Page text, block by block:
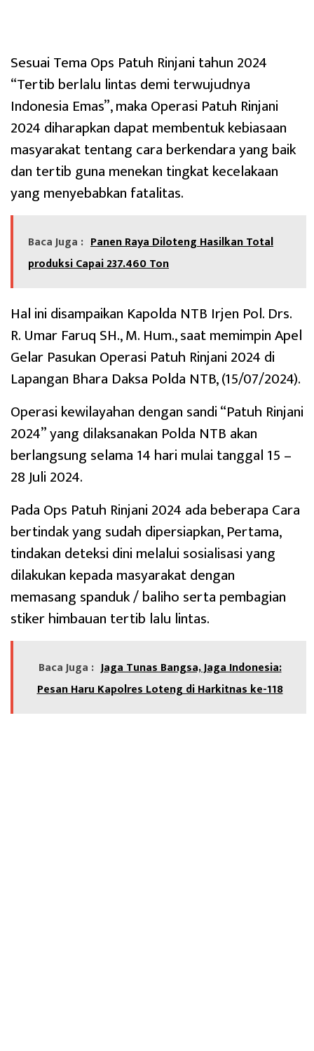
Sesuai Tema Ops Patuh Rinjani tahun 2024
“Tertib berlalu lintas demi terwujudnya
Indonesia Emas”, maka Operasi Patuh Rinjani
2024 diharapkan dapat membentuk kebiasaan
masyarakat tentang cara berkendara yang baik
dan tertib guna menekan tingkat kecelakaan
yang menyebabkan fatalitas.
Baca Juga : Panen Raya Diloteng Hasilkan Total
produksi Capai 237.460 Ton
Hal ini disampaikan Kapolda NTB Irjen Pol. Drs.
R. Umar Faruq SH., M. Hum., saat memimpin Apel
Gelar Pasukan Operasi Patuh Rinjani 2024 di
Lapangan Bhara Daksa Polda NTB, (15/07/2024).
Operasi kewilayahan dengan sandi “Patuh Rinjani
2024” yang dilaksanakan Polda NTB akan
berlangsung selama 14 hari mulai tanggal 15 –
28 Juli 2024.
Pada Ops Patuh Rinjani 2024 ada beberapa Cara
bertindak yang sudah dipersiapkan, Pertama,
tindakan deteksi dini melalui sosialisasi yang
dilakukan kepada masyarakat dengan
memasang spanduk / baliho serta pembagian
stiker himbauan tertib lalu lintas.
Baca Juga : Jaga Tunas Bangsa, Jaga Indonesia:
Pesan Haru Kapolres Loteng di Harkitnas ke-118